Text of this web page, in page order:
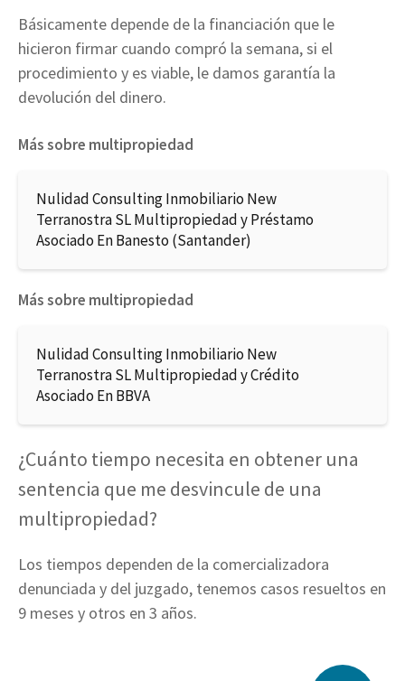
Básicamente depende de la financiación que le
hicieron firmar cuando compró la semana, si el
procedimiento y es viable, le damos garantía la
devolución del dinero.
Más sobre multipropiedad
Nulidad Consulting Inmobiliario New
Terranostra SL Multipropiedad y Préstamo
Asociado En Banesto (Santander)
Más sobre multipropiedad
Nulidad Consulting Inmobiliario New
Terranostra SL Multipropiedad y Crédito
Asociado En BBVA
¿Cuánto tiempo necesita en obtener una
sentencia que me desvincule de una
multipropiedad?
Los tiempos dependen de la comercializadora
denunciada y del juzgado, tenemos casos resueltos en
9 meses y otros en 3 años.